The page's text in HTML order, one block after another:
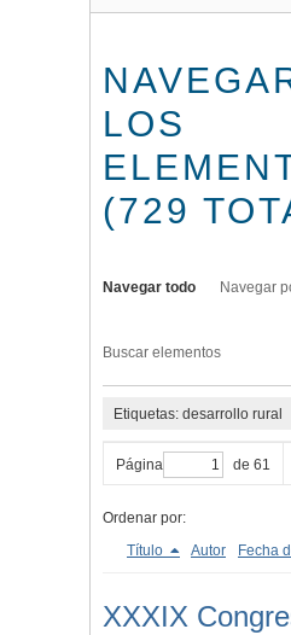
LOS
(729
Navegar todo Navegar
Buscar elementos
Etiquetas: desarrollo rural
Página de 61
Ordenar por:
Título
Autor Fecha
XXXIX